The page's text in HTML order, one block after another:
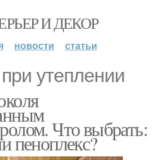
И ДЕКОР
новости статьи
утеплении
Что выбрать:
пеноплекс?